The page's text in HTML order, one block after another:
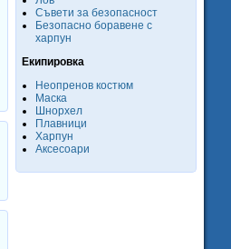
Съвети за безопасност
Безопасно боравене с
харпун
Екипировка
Неопренов костюм
Маска
Шнорхел
Плавници
Харпун
Аксесоари